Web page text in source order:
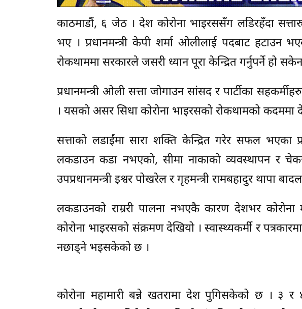
काठमाडौं, ६ जेठ । देश कोरोना भाइरससँग लडिरहँदा
भए । प्रधानमन्त्री केपी शर्मा ओलीलाई पदबाट हटाउन
रोकथाममा सरकारले जसरी ध्यान पूरा केन्द्रित गर्नुपर्ने हो
प्रधानमन्त्री ओली सत्ता जोगाउन सांसद र पार्टीका
। यसको असर सिधा कोरोना भाइरसको रोकथामको कदममा
सत्ताको लडाईंमा सारा शक्ति केन्द्रित गरेर सफल भएका
लकडाउन कडा नभएको, सीमा नाकाको व्यवस्थापन र
उपप्रधानमन्त्री इश्वर पोखरेल र गृहमन्त्री रामबहादुर थापा
लकडाउनको राम्ररी पालना नभएकै कारण देशभर कोरोना
कोरोना भाइरसको संक्रमण देखियो । स्वास्थ्यकर्मी र
नछाड्ने भइसकेको छ ।
कोरोना महामारी बन्ने खतरामा देश पुगिसकेको छ । ३